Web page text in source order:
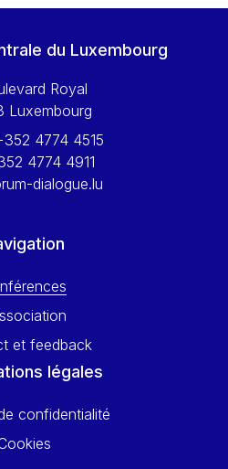
du Luxembourg
Royal
Luxembourg
4774 4515
4774 4911
dialogue.lu
et feedback
légales
confidentialité